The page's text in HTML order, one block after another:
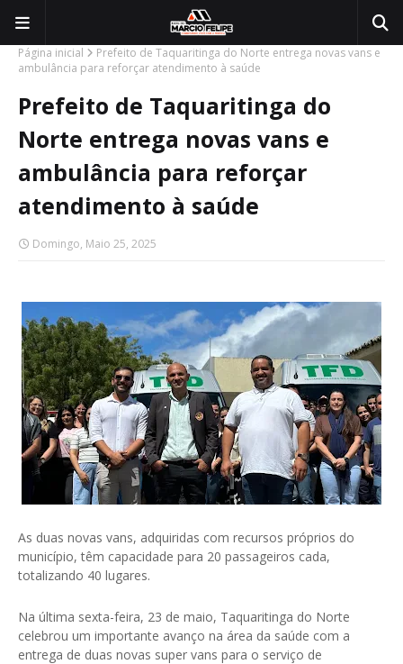
Página inicial
Prefeito de Taquaritinga do Norte entrega novas vans e
ambulância para reforçar atendimento à saúde
Prefeito de Taquaritinga do
Norte entrega novas vans e
ambulância para reforçar
atendimento à saúde
Domingo, Maio 25, 2025
As duas novas vans, adquiridas com recursos próprios do
município, têm capacidade para 20 passageiros cada,
totalizando 40 lugares.
Na última sexta-feira, 23 de maio, Taquaritinga do Norte
celebrou um importante avanço na área da saúde com a
entrega de duas novas super vans para o serviço de